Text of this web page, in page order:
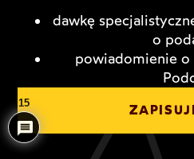
dawkę
o
powiadomienie o
15